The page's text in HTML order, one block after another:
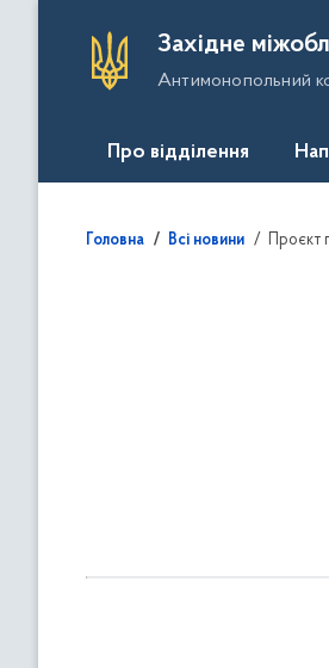
Західне
Антимонопольний
Про відділення
Головна Всі новини Проєкт